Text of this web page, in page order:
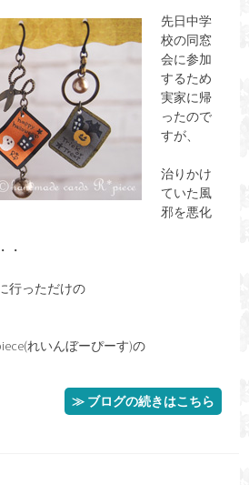
先日中学
校の同窓
会に参加
するため
実家に帰
ったので
すが、
治りかけ
ていた風
邪を悪化
・
行っただけの
れいんぼーぴーす)の
≫ ブログの続きはこちら